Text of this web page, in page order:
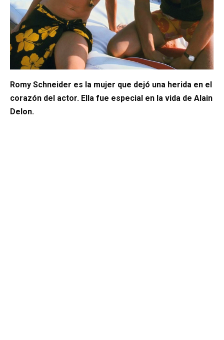
Romy Schneider es la mujer que dejó una herida en el
corazón del actor. Ella fue especial en la vida de Alain
Delon.